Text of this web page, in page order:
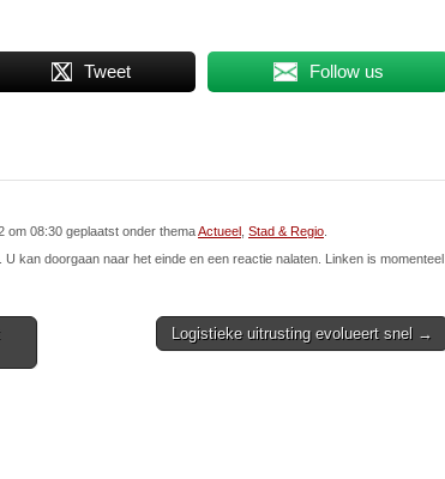
Tweet Follow us
om 08:30 geplaatst onder themaActueel Stad & Regio
U kan doorgaan naar het einde en een reactie nalaten. Linken is momenteel
Logistieke uitrusting evolueert snel →